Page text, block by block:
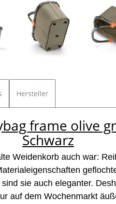
Hersteller
frame olive
Schwarz
Weidenkorb auch war:
sie auch eleganter.
auf dem Wochenmarkt